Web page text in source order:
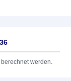
werden.